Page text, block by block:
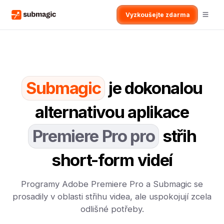
Vyzkoušejte zdarma
Submagic je dokonalou
alternativou aplikace
Premiere Pro pro střih
short-form videí
Programy Adobe Premiere Pro a Submagic se
prosadily v oblasti střihu videa, ale uspokojují zcela
odlišné potřeby.